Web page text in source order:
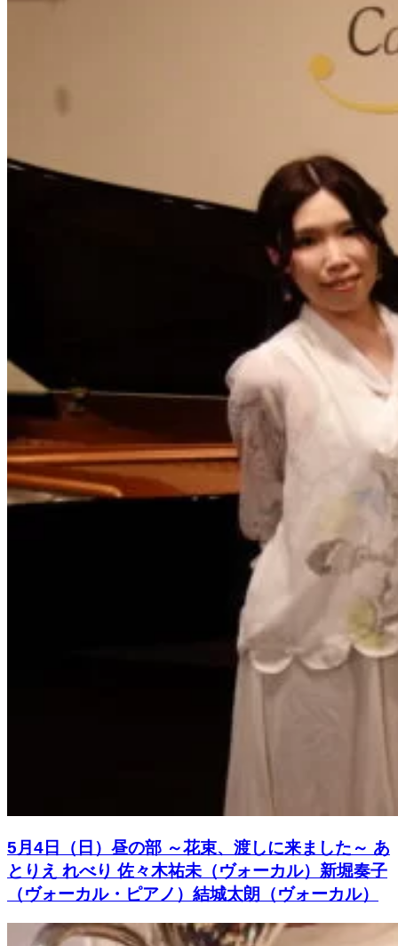
5月4日（日）昼の部 ～花束、渡しに来ました～ あ
とりえ れべり 佐々木祐未（ヴォーカル）新堀奏子
（ヴォーカル・ピアノ）結城太朗（ヴォーカル）